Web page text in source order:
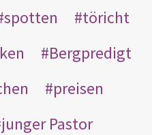
spotten
töricht
Bergpredigt
preisen
junger Pastor